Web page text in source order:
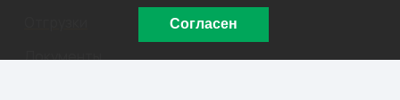
Документы
Согласен